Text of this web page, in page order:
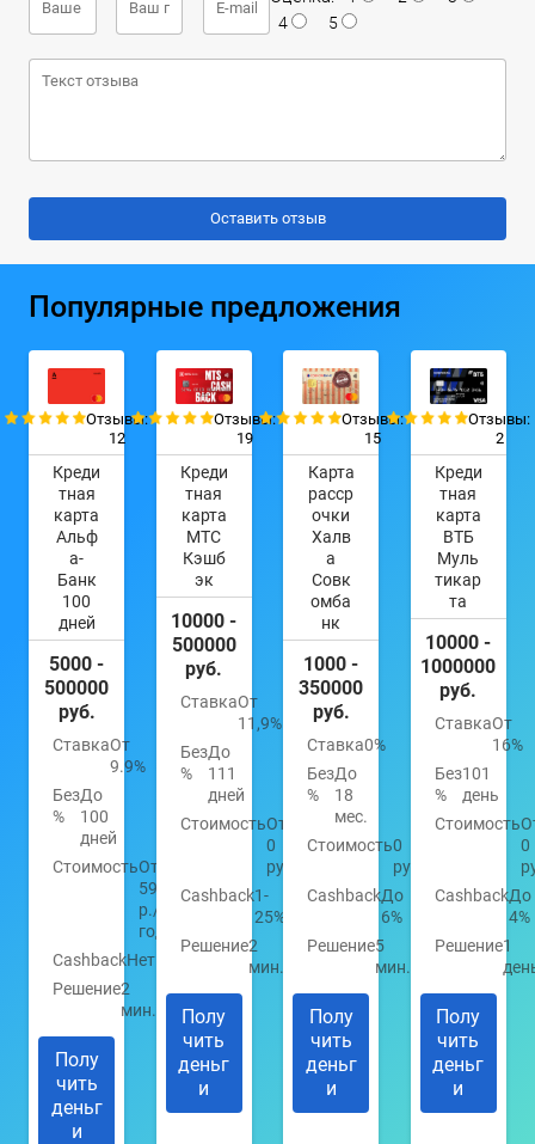
4
5
Популярные предложения
Отзывы:
12
Креди
тная
карта
Альф
а-
Банк
100
дней
5000 -
500000
руб.
СтавкаОт
9.9%
Без
%
До
100
дней
СтоимостьОт
590
р./
год
CashbackНет
Решение2
мин.
Полу
чить
деньг
и
Отзывы:
19
Креди
тная
карта
МТС
Кэшб
эк
10000 -
500000
руб.
СтавкаОт
11,9%
Без
%
До
111
дней
СтоимостьОт
0
руб.
Cashback1-
25%
Решение2
мин.
Полу
чить
деньг
и
Отзывы:
15
Карта
расср
очки
Халв
а
Совк
омба
нк
1000 -
350000
руб.
Ставка0%
Без
%
До
18
мес.
Стоимость0
руб.
CashbackДо
6%
Решение5
мин.
Полу
чить
деньг
и
Отзывы:
2
Креди
тная
карта
ВТБ
Муль
тикар
та
10000 -
1000000
руб.
СтавкаОт
16%
Без
%
101
день
Стоимость
0
CashbackДо
4%
Решение1
Полу
чить
деньг
и